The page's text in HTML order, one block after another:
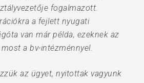
fogalmazott.
a fejlett nyugati
van már példa, ezeknek az
a bv-intézménnyel.
az ügyet, nyitottak vagyunk